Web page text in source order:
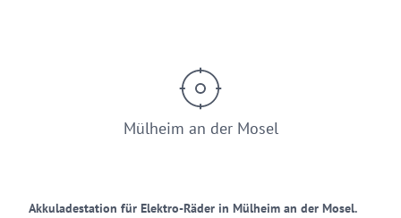
Mülheim an der Mosel
Akkuladestation für Elektro-Räder in Mülheim an der Mosel.